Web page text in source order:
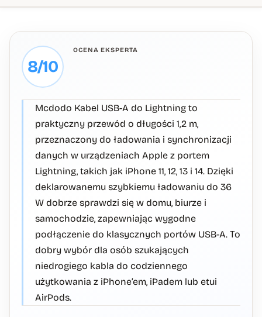
8/10
OCENA EKSPERTA
Mcdodo Kabel USB-A do Lightning to
praktyczny przewód o długości 1,2 m,
przeznaczony do ładowania i synchronizacji
danych w urządzeniach Apple z portem
Lightning, takich jak iPhone 11, 12, 13 i 14. Dzięki
deklarowanemu szybkiemu ładowaniu do 36
W dobrze sprawdzi się w domu, biurze i
samochodzie, zapewniając wygodne
podłączenie do klasycznych portów USB-A. To
dobry wybór dla osób szukających
niedrogiego kabla do codziennego
użytkowania z iPhone’em, iPadem lub etui
AirPods.